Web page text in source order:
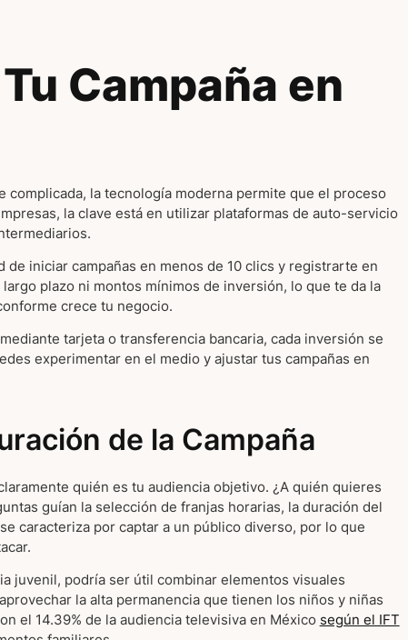
Campaña en
complicada, la tecnología moderna permite que el proceso
la clave está en utilizar plataformas de auto-servicio
iniciar campañas en menos de 10 clics y registrarte en
plazo ni montos mínimos de inversión, lo que te da la
crece tu negocio.
tarjeta o transferencia bancaria, cada inversión se
experimentar en el medio y ajustar tus campañas en
de la Campaña
quién es tu audiencia objetivo. ¿A quién quieres
guían la selección de franjas horarias, la duración del
caracteriza por captar a un público diverso, por lo que
juvenil, podría ser útil combinar elementos visuales
la alta permanencia que tienen los niños y niñas
el 14.39% de la audiencia televisiva en México según el IFT